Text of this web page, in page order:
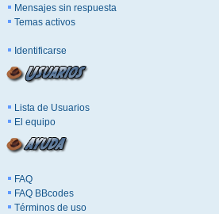
Mensajes sin respuesta
Temas activos
Identificarse
Lista de Usuarios
El equipo
FAQ
FAQ BBcodes
Términos de uso